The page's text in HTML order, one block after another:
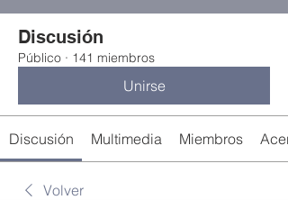
Discusión
Público · 141 miembros
Unirse
Discusión Multimedia Miembros
Volver